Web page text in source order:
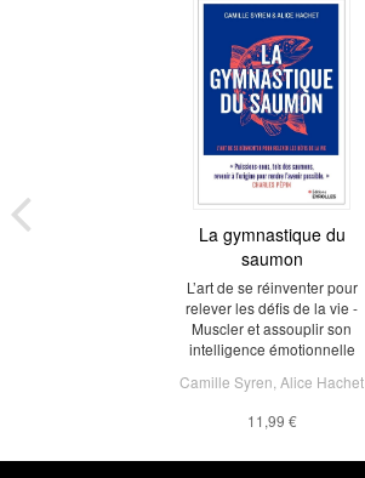
La gymnastique du
saumon
L’art de se réinventer pour
relever les défis de la vie -
Muscler et assouplir son
intelligence émotionnelle
Camille Syren Alice Hachet
11,99 €